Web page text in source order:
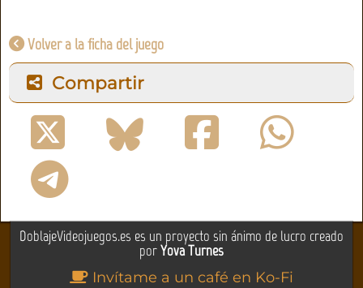
Volver a la ficha del juego
Compartir
DoblajeVideojuegos.es es un proyecto sin ánimo de lucro creado
porYova Turnes
Invítame a un café en Ko-Fi